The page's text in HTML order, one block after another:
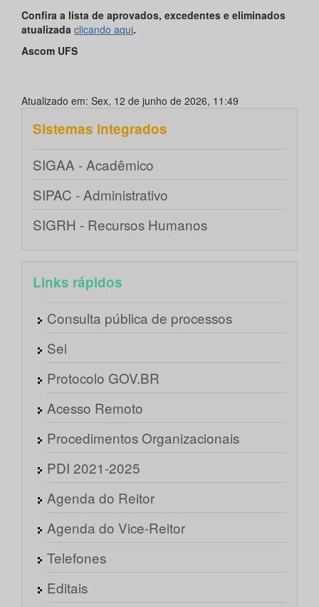
Confira a lista de aprovados, excedentes e eliminados
atualizada clicando aqui.
Ascom UFS
Atualizado em: Sex, 12 de junho de 2026, 11:49
Sistemas integrados
SIGAA - Acadêmico
SIPAC - Administrativo
SIGRH - Recursos Humanos
Links rápidos
Consulta pública de processos
Sei
Protocolo GOV.BR
Acesso Remoto
Procedimentos Organizacionais
PDI 2021-2025
Agenda do Reitor
Agenda do Vice-Reitor
Telefones
Editais